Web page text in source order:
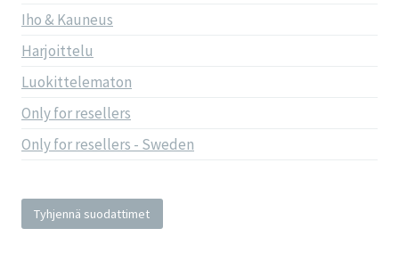
Iho & Kauneus
Harjoittelu
Luokittelematon
Only for resellers
Only for resellers - Sweden
Tyhjennä suodattimet